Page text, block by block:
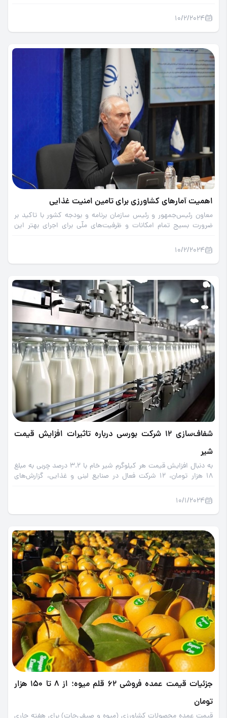
10/2/2024
اهمیت آمارهای کشاورزی برای تامین امنیت غذایی
معاون رئیس‌جمهور و رئیس سازمان برنامه و بودجه کشور با تاکید بر
ضرورت بسیج تمام امکانات و ظرفیت‌های ملّی برای اجرای بهتر این
در کشور است.
10/2/2024
شفاف‌سازی 12 شرکت بورسی درباره تاثیرات افزایش قیمت
شیر
به دنبال افزایش قیمت هر کیلوگرم شیر خام با 3.2 درصد چربی به مبلغ
18 هزار تومان، 12 شرکت فعال در صنایع لبنی و غذایی، گزارش‌های
10/1/2024
جزئیات قیمت عمده فروشی 62 قلم میوه؛ از 8 تا 150 هزار
تومان